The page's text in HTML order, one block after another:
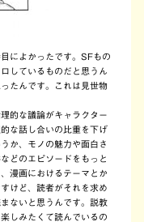
によかったです。SFもの
しているものだと思うん
たんです。これは見世物
的な議論がキャラクター
な話し合いの比重を下げ
か、モノの魅力や面白さ
どのエピソードをもっと
漫画におけるテーマとか
けど、読者がそれを求め
ないと思うんです。説教
しみたくて読んでいるの